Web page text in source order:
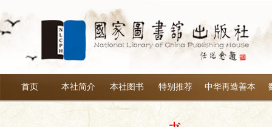
首页 本社简介 本社图书 特别推荐 中华再造善本